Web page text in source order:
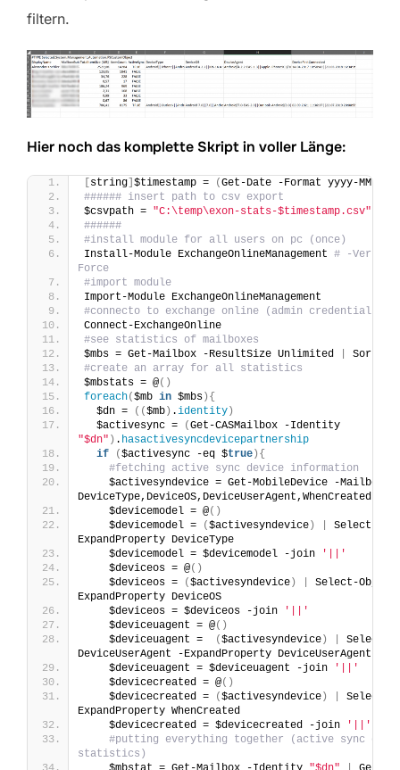
filtern.
Hier noch das komplette Skript in voller Länge:
[string] $timestamp = (Get-Date -Format yyyy-MM-dd-
###### insert path to csv export
$csvpath = "C:\temp\exon-stats-$timestamp.csv"
######
#install module for all users on pc (once)
Install-Module ExchangeOnlineManagement # -
Force
#import module
Import-Module ExchangeOnlineManagement
#connecto to exchange online (admin credentials
Connect-ExchangeOnline
#see statistics of mailboxes
$mbs = Get-Mailbox -ResultSize Unlimited
Sort-
#create an array for all statistics
$mbstats = @()
foreach($mb in $mbs){
  $dn =
(($mb) .identity)
  $activesync =
(
"$dn" ) . hasactivesyncdevicepartnership
if
($activesync -eq $true){
#fetching active sync device information
    $activesyndevice = Get-MobileDevice -Mailbox
DeviceType,DeviceOS,DeviceUserAgent,WhenCreated
    $devicemodel = @
()
    $devicemodel =
($activesyndevice)
Select-
ExpandProperty DeviceType
    $devicemodel = $devicemodel -join
'||'
    $deviceos = @
()
    $deviceos =
($activesyndevice)
Select-Object
ExpandProperty DeviceOS
    $deviceos = $deviceos -join
'||'
    $deviceuagent = @
()
    $deviceuagent =
($activesyndevice)
Select-
DeviceUserAgent -ExpandProperty DeviceUserAgent
    $deviceuagent = $deviceuagent -join
'||'
    $devicecreated = @
()
    $devicecreated =
($activesyndevice)
Select-
ExpandProperty WhenCreated
    $devicecreated = $devicecreated -join
'||'
#putting everything together (active sync
statistics)